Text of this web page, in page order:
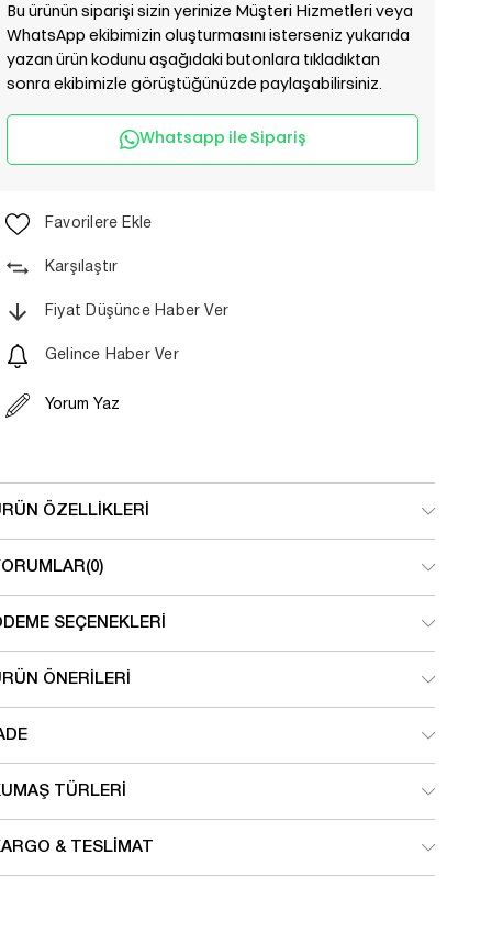
Bu ürünün siparişi sizin yerinize Müşteri Hizmetleri veya
WhatsApp ekibimizin oluşturmasını isterseniz yukarıda
yazan ürün kodunu aşağıdaki butonlara tıkladıktan
sonra ekibimizle görüştüğünüzde paylaşabilirsiniz.
Whatsapp ile Sipariş
Favorilere Ekle
Karşılaştır
Fiyat Düşünce Haber Ver
Gelince Haber Ver
Yorum Yaz
ÖZELLIKLERI
(0)
SEÇENEKLERI
ÖNERILERI
TÜRLERI
& TESLIMAT